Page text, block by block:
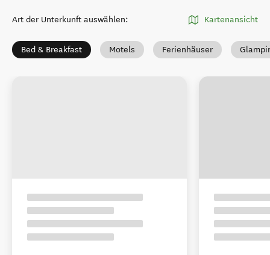
Art der Unterkunft auswählen: Kartenansicht
Bed & Breakfast Motels Ferienhäuser